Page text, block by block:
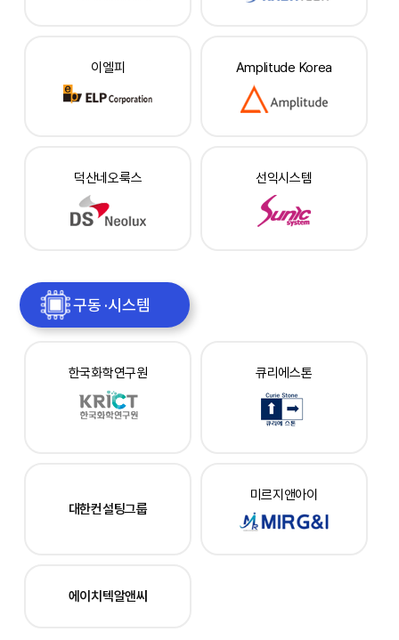
이엘피 Amplitude Korea
덕산네오룩스 선익시스템
구동 ·시스템
한국화학연구원 큐리에스톤
대한컨설팅그룹
미르지앤아이
에이치텍알앤씨